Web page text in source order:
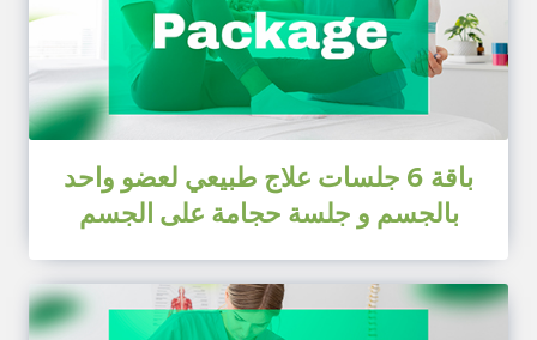
باقة 6 جلسات علاج طبيعي لعضو واحد
بالجسم و جلسة حجامة على الجسم